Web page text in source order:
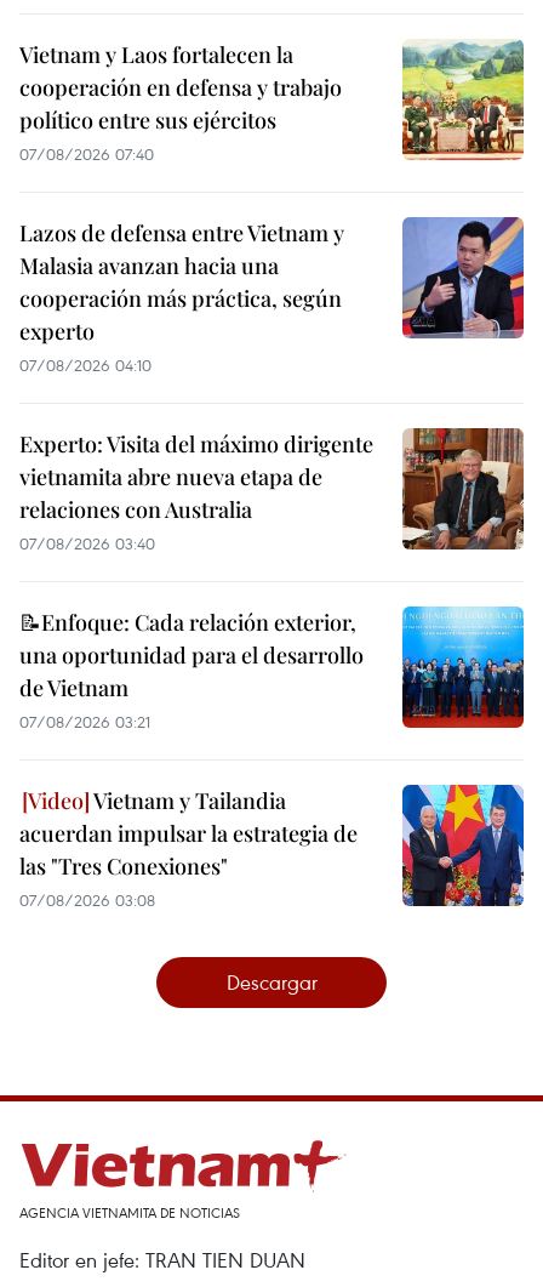
Vietnam y Laos fortalecen la
cooperación en defensa y trabajo
político entre sus ejércitos
07/08/2026 07:40
Lazos de defensa entre Vietnam y
Malasia avanzan hacia una
cooperación más práctica, según
experto
07/08/2026 04:10
Experto: Visita del máximo dirigente
vietnamita abre nueva etapa de
relaciones con Australia
07/08/2026 03:40
📝Enfoque: Cada relación exterior,
una oportunidad para el desarrollo
de Vietnam
07/08/2026 03:21
Vietnam y Tailandia
acuerdan impulsar la estrategia de
las "Tres Conexiones"
07/08/2026 03:08
Descargar
AGENCIA VIETNAMITA DE NOTICIAS
Editor en jefe: TRAN TIEN DUAN